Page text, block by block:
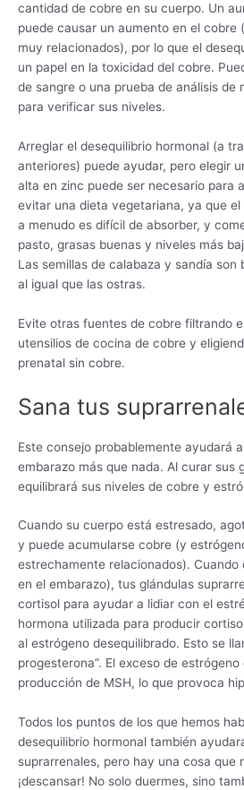
cantidad de cobre en su cuerpo. Un
puede causar un aumento en el cobre
muy relacionados), por lo que el
un papel en la toxicidad del cobre.
de sangre o una prueba de análisis de
para verificar sus niveles.
Arreglar el desequilibrio hormonal (a
anteriores) puede ayudar, pero elegir
alta en zinc puede ser necesario para
evitar una dieta vegetariana, ya que
a menudo es difícil de absorber, y
pasto, grasas buenas y niveles más
Las semillas de calabaza y sandía son
al igual que las ostras.
Evite otras fuentes de cobre filtrando
utensilios de cocina de cobre y
prenatal sin cobre.
Sana tus
Este consejo probablemente ayudará
embarazo más que nada. Al curar sus
equilibrará sus niveles de cobre y
Cuando su cuerpo está estresado,
y puede acumularse cobre (y
estrechamente relacionados).
en el embarazo), tus glándulas
cortisol para ayudar a lidiar con el
hormona utilizada para producir
al estrógeno desequilibrado. Esto se
progesterona”. El exceso de
producción de MSH, lo que provoca
Todos los puntos de los que hemos
desequilibrio hormonal también
suprarrenales, pero hay una cosa que
¡descansar! No solo duermes, sino